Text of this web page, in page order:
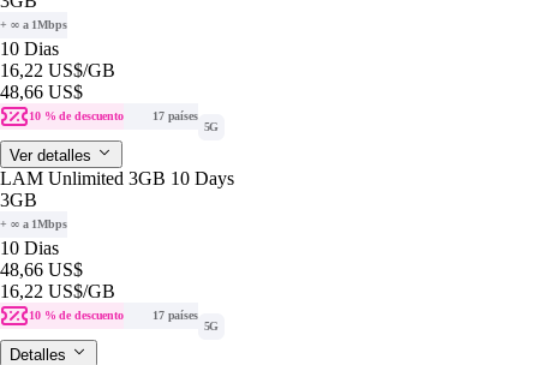
+ ∞ a 1Mbps
10 Dias
16,22 US$/GB
48,66 US$
10 % de descuento
17 países
5G
Ver detalles
LAM Unlimited 3GB 10 Days
3GB
+ ∞ a 1Mbps
10 Dias
48,66 US$
16,22 US$/GB
10 % de descuento
17 países
5G
Detalles